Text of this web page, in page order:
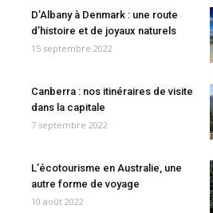
D’Albany à Denmark : une route
d’histoire et de joyaux naturels
15 septembre 2022
Canberra : nos itinéraires de visite
dans la capitale
7 septembre 2022
L’écotourisme en Australie, une
autre forme de voyage
10 août 2022